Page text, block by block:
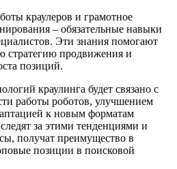
краулеров и грамотное
– обязательные навыки
Эти знания помогают
стратегию продвижения и
позиций.
краулинга будет связано с
работы роботов, улучшением
к новым форматам
за этими тенденциями и
получат преимущество в
позиции в поисковой